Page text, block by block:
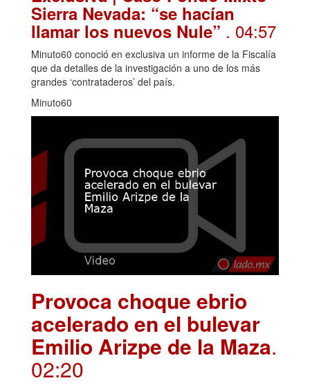
Sierra Nevada: “se hacían
llamar los nuevos Nule” . 04:57
Minuto60 conoció en exclusiva un informe de la Fiscalía
que da detalles de la investigación a uno de los más
grandes ‘contrataderos’ del país.
Minuto60
Provoca choque ebrio
acelerado en el bulevar
Emilio Arizpe de la Maza.
02:20